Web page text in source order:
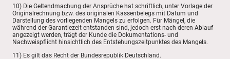
10) Die Geltendmachung der Ansprüche hat schriftlich, unter Vorlage der
Originalrechnung bzw. des originalen Kassenbelegs mit Datum und
Darstellung des vorliegenden Mangels zu erfolgen. Für Mängel, die
während der Garantiezeit entstanden sind, jedoch erst nach deren Ablauf
angezeigt werden, trägt der Kunde die Dokumentations- und
Nachweispflicht hinsichtlich des Entstehungszeitpunktes des Mangels.
11) Es gilt das Recht der Bundesrepublik Deutschland.